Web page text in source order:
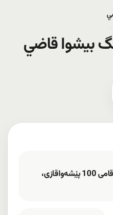
بیشوا قاضي
أربيل، عێراق، هەولێر، شەقامی 100 پێشەواقازی،